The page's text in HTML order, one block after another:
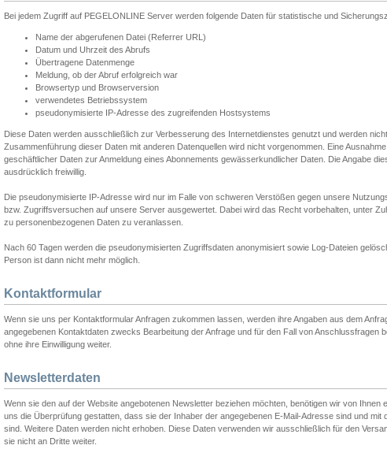
Bei jedem Zugriff auf PEGELONLINE Server werden folgende Daten für statistische und
Name der abgerufenen Datei (Referrer URL)
Datum und Uhrzeit des Abrufs
Übertragene Datenmenge
Meldung, ob der Abruf erfolgreich war
Browsertyp und Browserversion
verwendetes Betriebssystem
pseudonymisierte IP-Adresse des zugreifenden Hostsystems
Diese Daten werden ausschließlich zur Verbesserung des Internetdienstes genutzt und werden
Zusammenführung dieser Daten mit anderen Datenquellen wird nicht vorgenommen. Eine
geschäftlicher Daten zur Anmeldung eines Abonnements gewässerkundlicher Daten. Die Angabe
ausdrücklich freiwillig.
Die pseudonymisierte IP-Adresse wird nur im Falle von schweren Verstößen gegen unsere
bzw. Zugriffsversuchen auf unsere Server ausgewertet. Dabei wird das Recht vorbehalten, unter
zu personenbezogenen Daten zu veranlassen.
Nach 60 Tagen werden die pseudonymisierten Zugriffsdaten anonymisiert sowie Log-Dateien
Person ist dann nicht mehr möglich.
Kontaktformular
Wenn sie uns per Kontaktformular Anfragen zukommen lassen, werden ihre Angaben aus dem
angegebenen Kontaktdaten zwecks Bearbeitung der Anfrage und für den Fall von Anschlussfragen
ohne ihre Einwilligung weiter.
Newsletterdaten
Wenn sie den auf der Website angebotenen Newsletter beziehen möchten, benötigen wir von Ihnen
uns die Überprüfung gestatten, dass sie der Inhaber der angegebenen E-Mail-Adresse sind und
sind. Weitere Daten werden nicht erhoben. Diese Daten verwenden wir ausschließlich für den
sie nicht an Dritte weiter.